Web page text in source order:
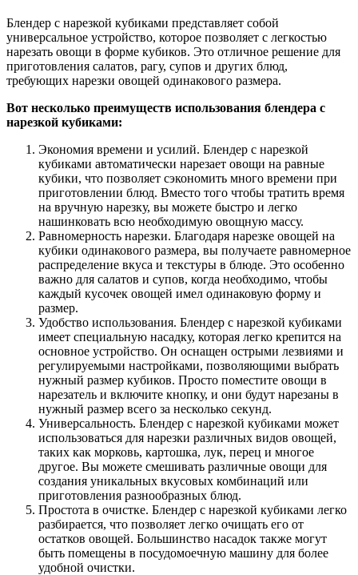
Блендер с нарезкой кубиками представляет собой
универсальное устройство, которое позволяет с легкостью
нарезать овощи в форме кубиков. Это отличное решение для
приготовления салатов, рагу, супов и других блюд,
требующих нарезки овощей одинакового размера.
Вот несколько преимуществ использования блендера с
нарезкой кубиками:
Экономия времени и усилий. Блендер с нарезкой
кубиками автоматически нарезает овощи на равные
кубики, что позволяет сэкономить много времени при
приготовлении блюд. Вместо того чтобы тратить время
на вручную нарезку, вы можете быстро и легко
нашинковать всю необходимую овощную массу.
Равномерность нарезки. Благодаря нарезке овощей на
кубики одинакового размера, вы получаете равномерное
распределение вкуса и текстуры в блюде. Это особенно
важно для салатов и супов, когда необходимо, чтобы
каждый кусочек овощей имел одинаковую форму и
размер.
Удобство использования. Блендер с нарезкой кубиками
имеет специальную насадку, которая легко крепится на
основное устройство. Он оснащен острыми лезвиями и
регулируемыми настройками, позволяющими выбрать
нужный размер кубиков. Просто поместите овощи в
нарезатель и включите кнопку, и они будут нарезаны в
нужный размер всего за несколько секунд.
Универсальность. Блендер с нарезкой кубиками может
использоваться для нарезки различных видов овощей,
таких как морковь, картошка, лук, перец и многое
другое. Вы можете смешивать различные овощи для
создания уникальных вкусовых комбинаций или
приготовления разнообразных блюд.
Простота в очистке. Блендер с нарезкой кубиками легко
разбирается, что позволяет легко очищать его от
остатков овощей. Большинство насадок также могут
быть помещены в посудомоечную машину для более
удобной очистки.